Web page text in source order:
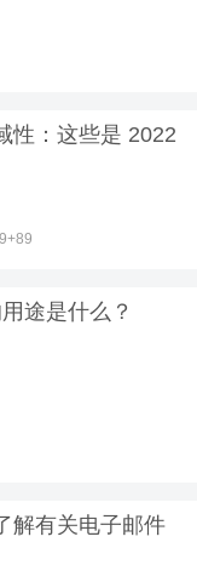
性：这些是 2022
途是什么？
解有关电子邮件